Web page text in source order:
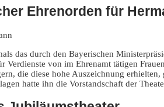
Ehrenorden für
das durch den Bayerischen
Verdienste von im Ehrenamt tätigen
die diese hohe Auszeichnung
hatte ihn die Vorstandschaft der